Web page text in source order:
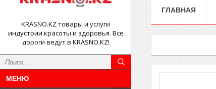
KRASNO.KZ товары и услуги
индустрии красоты и здоровья. Все
дороги ведут в KRASNO.KZ!
ГЛАВНАЯ